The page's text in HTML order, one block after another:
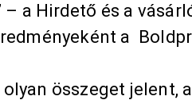
– a Hirdető és a
a
olyan összeget jelent,